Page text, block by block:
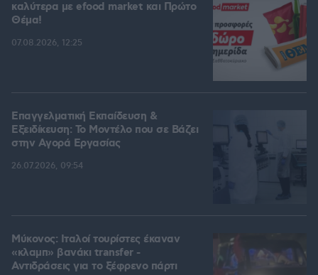
καλύτερα με efood market και Πρώτο
Θέμα!
07.08.2026, 12:25
Επαγγελματική Εκπαίδευση &
Εξειδίκευση: Το Mοντέλο που σε Bάζει
στην Aγορά Eργασίας
26.07.2026, 09:54
Μύκονος: Ιταλοί τουρίστες έκαναν
«κλαμπ» βανάκι transfer -
Αντιδράσεις για το ξέφρενο πάρτι